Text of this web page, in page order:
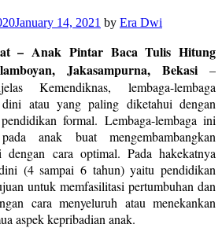
January 14, 2021 by Era Dwi
– Anak Pintar Baca Tulis Hitung
Jakasampurna, Bekasi –
Kemendiknas, lembaga-lembaga
atau yang paling diketahui dengan
formal. Lembaga-lembaga ini
anak buat mengembambangkan
dengan cara optimal. Pada hakekatnya
(4 sampai 6 tahun) yaitu pendidikan
untuk memfasilitasi pertumbuhan dan
cara menyeluruh atau menekankan
aspek kepribadian anak.